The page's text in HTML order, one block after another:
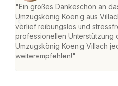
"Ein großes Dankeschön an
Umzugskönig Koenig aus
verlief reibungslos und
professionellen Unterstützung
Umzugskönig Koenig Villach
weiterempfehlen!"